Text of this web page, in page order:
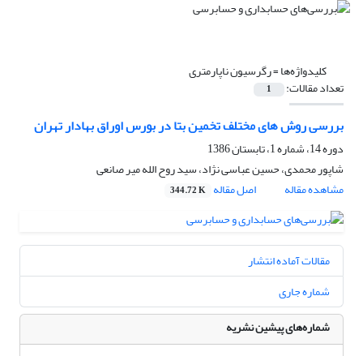
کلیدواژه‌ها =رگرسیون ناپارمتری
تعداد مقالات: 1
بررسی روش های مختلف تخمین بتا در بورس اوراق بهادار تهران
دوره 14، شماره 1، تابستان 1386
شاپور محمدی، حسین عباسی نژاد، سید روح الله میر صانعی
مشاهده مقاله
اصل مقاله 344.72 K
مقالات آماده انتشار
شماره جاری
شماره‌های پیشین نشریه